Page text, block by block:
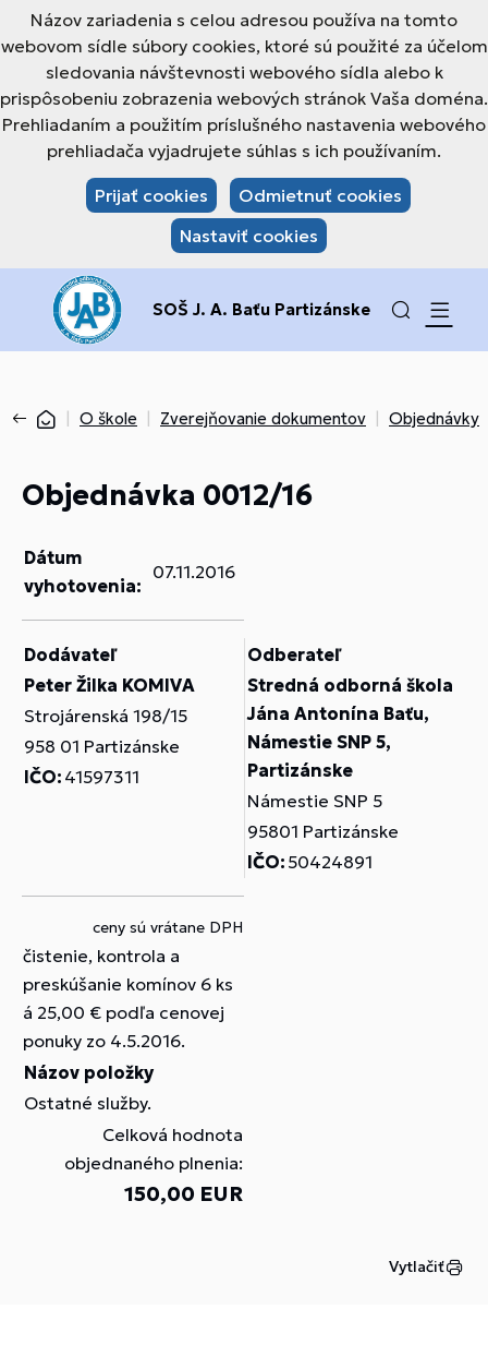
Názov zariadenia s celou adresou používa na tomto
webovom sídle súbory cookies, ktoré sú použité za účelom
sledovania návštevnosti webového sídla alebo k
prispôsobeniu zobrazenia webových stránok Vaša doména.
Prehliadaním a použitím príslušného nastavenia webového
prehliadača vyjadrujete súhlas s ich používaním.
Prijať cookies
Odmietnuť cookies
Nastaviť cookies
SOŠ J. A. Baťu Partizánske
O škole Zverejňovanie dokumentov Objednávky
Objednávka 0012/16
Dátum
vyhotovenia:
07.11.2016
Dodávateľ
Peter Žilka KOMIVA
Strojárenská 198/15
958 01 Partizánske
IČO: 41597311
Odberateľ
Stredná odborná škola
Jána Antonína Baťu,
Námestie SNP 5,
Partizánske
Námestie SNP 5
95801 Partizánske
IČO: 50424891
ceny sú vrátane DPH
čistenie, kontrola a
preskúšanie komínov 6 ks
á 25,00 € podľa cenovej
ponuky zo 4.5.2016.
Názov položky
Ostatné služby.
Celková hodnota
objednaného plnenia:
150,00 EUR
Vytlačiť